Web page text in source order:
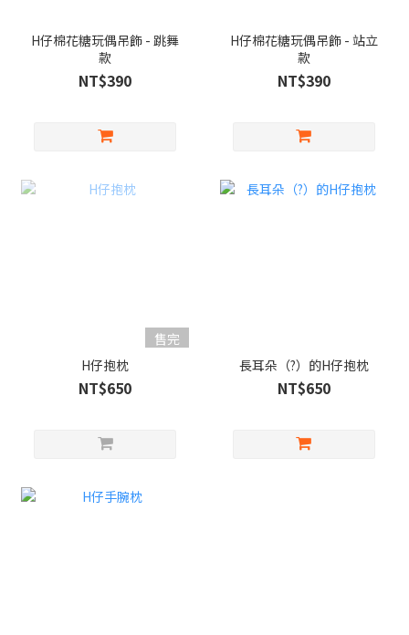
H仔棉花糖玩偶吊飾 - 跳舞
款
NT$390
H仔棉花糖玩偶吊飾 - 站立
款
NT$390
售完
H仔抱枕
NT$650
長耳朵（?）的H仔抱枕
NT$650